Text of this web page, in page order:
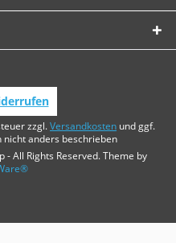
zzgl.Versandkosten und ggf.
nicht anders beschrieben
All Rights Reserved. Theme by